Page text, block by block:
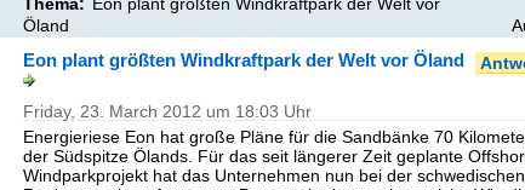
Thema: Eon plant größten Windkraftpark der Welt vor
Öland
Eon plant größten Windkraftpark der Welt vor Öland
Friday, 23. March 2012 um 18:03 Uhr
Energieriese Eon hat große Pläne für die Sandbänke 70
der Südspitze Ölands. Für das seit längerer Zeit geplante
Windparkprojekt hat das Unternehmen nun bei der schwedischen